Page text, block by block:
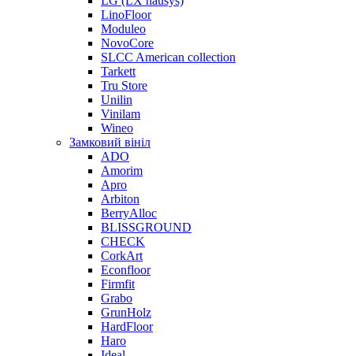
LinoFloor
Moduleo
NovoCore
SLCC American collection
Tarkett
Tru Store
Unilin
Vinilam
Wineo
Замковий вініл
ADO
Amorim
Apro
Arbiton
BerryAlloc
BLISSGROUND
CHECK
CorkArt
Econfloor
Firmfit
Grabo
GrunHolz
HardFloor
Haro